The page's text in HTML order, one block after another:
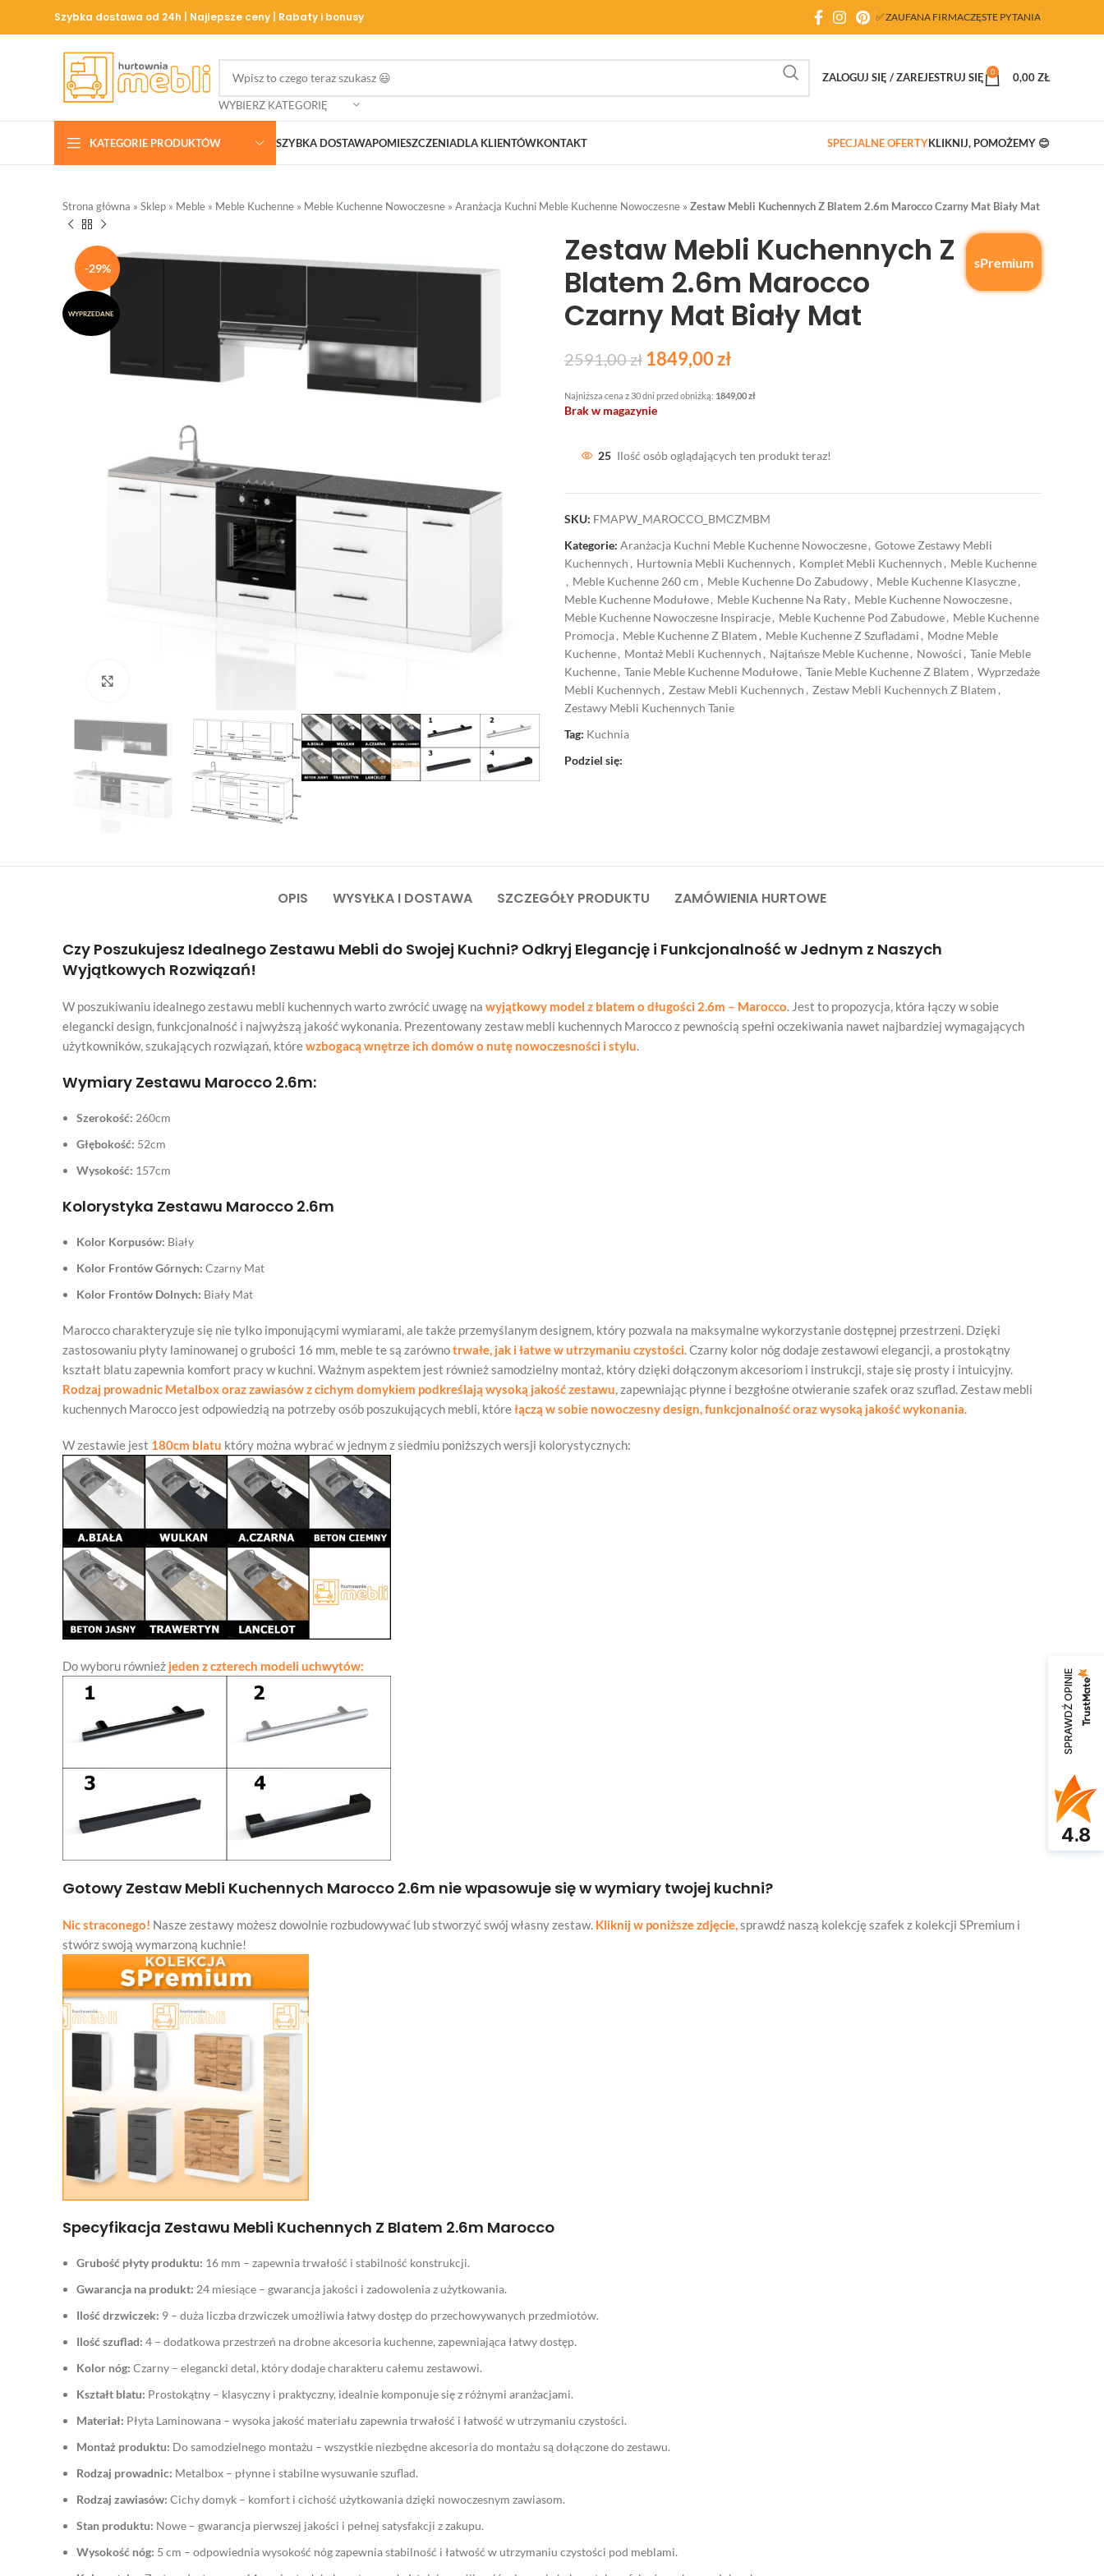
Szybka dostawa od 24h | Najlepsze ceny | Rabaty i bonusy ✅ ZAUFANA FIRMACZĘSTE PYTANIA
WYBIERZ KATEGORIĘ
ZALOGUJ SIĘ / ZAREJESTRUJ SIĘ 0 0,00ZŁ
KATEGORIE PRODUKTÓW SZYBKA DOSTAWAPOMIESZCZENIADLA KLIENTÓWKONTAKT SPECJALNE OFERTYKLIKNIJ, POMOŻEMY 😊
Strona główna » Sklep » Meble » Meble Kuchenne » Meble Kuchenne Nowoczesne » Aranżacja Kuchni Meble Kuchenne Nowoczesne » Zestaw Mebli Kuchennych Z Blatem 2.6m Marocco Czarny Mat Biały Mat
-29%
WYPRZEDANE
sPremium
Zestaw Mebli Kuchennych Z
Blatem 2.6m Marocco
Czarny Mat Biały Mat
2591,00zł 1849,00zł
Najniższa cena z 30 dni przed obniżką: 1849,00zł
Brak w magazynie
25 Ilość osób oglądających ten produkt teraz!
SKU: FMAPW_MAROCCO_BMCZMBM
Kategorie: Aranżacja Kuchni Meble Kuchenne Nowoczesne, Gotowe Zestawy Mebli
Kuchennych , Hurtownia Mebli Kuchennych , Komplet Mebli Kuchennych , Meble Kuchenne
, Meble Kuchenne 260 cm , Meble Kuchenne Do Zabudowy, Meble Kuchenne Klasyczne,
Meble Kuchenne Modułowe, Meble Kuchenne Na Raty, Meble Kuchenne Nowoczesne,
Meble Kuchenne Nowoczesne Inspiracje, Meble Kuchenne Pod Zabudowe, Meble Kuchenne
Promocja, Meble Kuchenne Z Blatem , Meble Kuchenne Z Szufladami , Modne Meble
Kuchenne, Montaż Mebli Kuchennych , Najtańsze Meble Kuchenne, Nowości , Tanie Meble
Kuchenne, Tanie Meble Kuchenne Modułowe, Tanie Meble Kuchenne Z Blatem , Wyprzedaże
Mebli Kuchennych , Zestaw Mebli Kuchennych , Zestaw Mebli Kuchennych Z Blatem ,
Zestawy Mebli Kuchennych Tanie
Tag: Kuchnia
Podziel się:
OPIS WYSYŁKA I DOSTAWA SZCZEGÓŁY PRODUKTU ZAMÓWIENIA HURTOWE
Czy Poszukujesz Idealnego Zestawu Mebli do Swojej Kuchni? Odkryj Elegancję i Funkcjonalność w Jednym z Naszych
Wyjątkowych Rozwiązań!
W poszukiwaniu idealnego zestawu mebli kuchennych warto zwrócić uwagę na wyjątkowy model z blatem o długości 2.6m – Marocco. Jest to propozycja, która łączy w sobie
elegancki design, funkcjonalność i najwyższą jakość wykonania. Prezentowany zestaw mebli kuchennych Marocco z pewnością spełni oczekiwania nawet najbardziej wymagających
użytkowników, szukających rozwiązań, którewzbogacą wnętrze ich domów o nutę nowoczesności i stylu.
Wymiary Zestawu Marocco 2.6m:
Szerokość: 260cm
Głębokość: 52cm
Wysokość: 157cm
Kolorystyka Zestawu Marocco 2.6m
Kolor Korpusów: Biały
Kolor Frontów Górnych: Czarny Mat
Kolor Frontów Dolnych: Biały Mat
Marocco charakteryzuje się nie tylko imponującymi wymiarami, ale także przemyślanym designem, który pozwala na maksymalne wykorzystanie dostępnej przestrzeni. Dzięki
zastosowaniu płyty laminowanej o grubości 16 mm, meble te są zarównotrwałe, jak i łatwe w utrzymaniu czystości. Czarny kolor nóg dodaje zestawowi elegancji, a prostokątny
kształt blatu zapewnia komfort pracy w kuchni. Ważnym aspektem jest również samodzielny montaż, który dzięki dołączonym akcesoriom i instrukcji, staje się prosty i intuicyjny.
Rodzaj prowadnic Metalbox oraz zawiasów z cichym domykiem podkreślają wysoką jakość zestawu, zapewniając płynne i bezgłośne otwieranie szafek oraz szuflad. Zestaw mebli
kuchennych Marocco jest odpowiedzią na potrzeby osób poszukujących mebli, którełączą w sobie nowoczesny design, funkcjonalność oraz wysoką jakość wykonania.
W zestawie jest 180cm blatu który można wybrać w jednym z siedmiu poniższych wersji kolorystycznych:
Do wyboru również jeden z czterech modeli uchwytów:
Gotowy Zestaw Mebli Kuchennych Marocco 2.6m nie wpasowuje się w wymiary twojej kuchni?
Nic straconego! Nasze zestawy możesz dowolnie rozbudowywać lub stworzyć swój własny zestaw. Kliknij w poniższe zdjęcie, sprawdź naszą kolekcję szafek z kolekcji SPremium i
stwórz swoją wymarzoną kuchnie!
Specyfikacja Zestawu Mebli Kuchennych Z Blatem 2.6m Marocco
Grubość płyty produktu: 16 mm – zapewnia trwałość i stabilność konstrukcji.
Gwarancja na produkt: 24 miesiące – gwarancja jakości i zadowolenia z użytkowania.
Ilość drzwiczek: 9 – duża liczba drzwiczek umożliwia łatwy dostęp do przechowywanych przedmiotów.
Ilość szuflad: 4 – dodatkowa przestrzeń na drobne akcesoria kuchenne, zapewniająca łatwy dostęp.
Kolor nóg: Czarny – elegancki detal, który dodaje charakteru całemu zestawowi.
Kształt blatu: Prostokątny – klasyczny i praktyczny, idealnie komponuje się z różnymi aranżacjami.
Materiał: Płyta Laminowana – wysoka jakość materiału zapewnia trwałość i łatwość w utrzymaniu czystości.
Montaż produktu: Do samodzielnego montażu – wszystkie niezbędne akcesoria do montażu są dołączone do zestawu.
Rodzaj prowadnic: Metalbox – płynne i stabilne wysuwanie szuflad.
Rodzaj zawiasów: Cichy domyk – komfort i cichość użytkowania dzięki nowoczesnym zawiasom.
Stan produktu: Nowe – gwarancja pierwszej jakości i pełnej satysfakcji z zakupu.
Wysokość nóg: 5 cm – odpowiednia wysokość nóg zapewnia stabilność i łatwość w utrzymaniu czystości pod meblami.
SPRAWDŹ OPINIE
4.8